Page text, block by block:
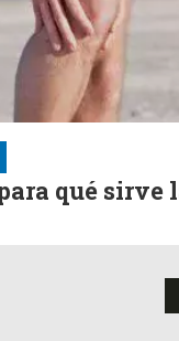
qué sirve